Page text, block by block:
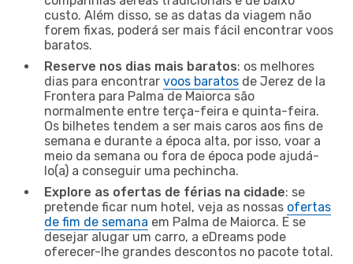
custo. Além disso, se as datas da viagem não
forem fixas, poderá ser mais fácil encontrar voos
baratos.
Reserve nos dias mais baratos: os melhores
dias para encontrar voos baratos de Jerez de la
Frontera para Palma de Maiorca são
normalmente entre terça-feira e quinta-feira.
Os bilhetes tendem a ser mais caros aos fins de
semana e durante a época alta, por isso, voar a
meio da semana ou fora de época pode ajudá-
lo(a) a conseguir uma pechincha.
Explore as ofertas de férias na cidade: se
pretende ficar num hotel, veja as nossas ofertas
de fim de semana em Palma de Maiorca. E se
desejar alugar um carro, a eDreams pode
oferecer-lhe grandes descontos no pacote total.